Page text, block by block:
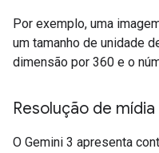
Por exemplo, uma
um tamanho de unidade
dimensão por 360 e o
Resolução de mídia
O Gemini 3 apresenta